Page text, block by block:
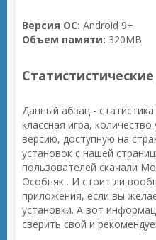
Версия ОС: Android 9+
Объем памяти: 320MB
Данный абзац -
классная игра,
версию, доступную на
установок с нашей
пользователей скачали
Особняк . И стоит ли
приложения, если вы
установки. А вот
сверить свой и